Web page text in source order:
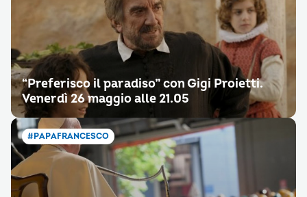
“Preferisco il paradiso” con Gigi Proietti.
Venerdì 26 maggio alle 21.05
#PAPAFRANCESCO